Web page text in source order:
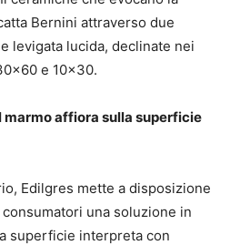
Bernini attraverso due
levigata lucida, declinate nei
e 10×30.
affiora sulla superficie
Edilgres mette a disposizione
una soluzione in
superficie interpreta con